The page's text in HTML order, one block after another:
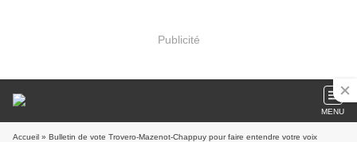
Publicité
MENU
Accueil » Bulletin de vote Trovero-Mazenot-Chappuy pour faire entendre votre voix